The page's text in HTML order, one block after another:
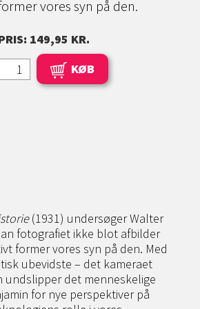
vores syn på den.
149,95 KR.
KØB
(1931) undersøger Walter
fotografiet ikke blot afbilder
former vores syn på den. Med
ubevidste – det kame­raet
undslipper det menneskelige
for nye perspektiver på